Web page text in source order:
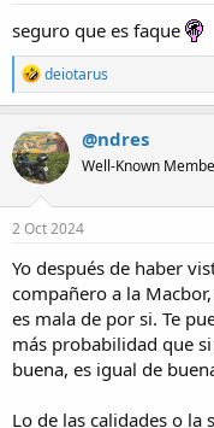
seguro que es faque
R
e
a
c
t
i
o
n
s
deiotarus
@ndres
Well-Known
2 Oct 2024
Yo después de haber
compañero a la
es mala de por si. Te
más probabilidad que
buena, es igual de
Lo de las calidades o la